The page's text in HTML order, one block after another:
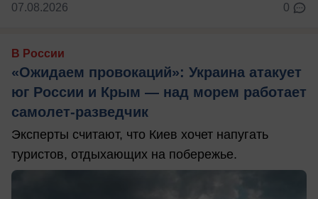
07.08.2026 0
В России
«Ожидаем провокаций»: Украина атакует
юг России и Крым — над морем работает
самолет-разведчик
Эксперты считают, что Киев хочет напугать
туристов, отдыхающих на побережье.